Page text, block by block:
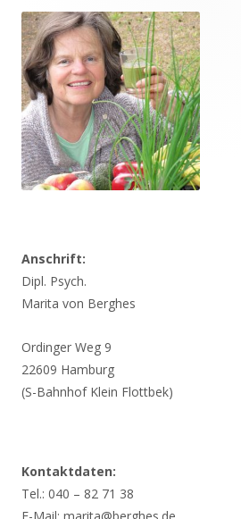
Inhalt
Anschrift:
Dipl. Psych.
Marita von Berghes
Ordinger Weg 9
22609 Hamburg
(S-Bahnhof Klein Flottbek)
Kontaktdaten:
Tel.: 040 – 82 71 38
E-Mail: marita@berghes.de